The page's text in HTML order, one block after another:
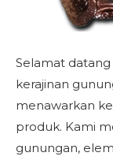
Selamat
kerajinan
menawarkan
produk. Kami
gunungan,